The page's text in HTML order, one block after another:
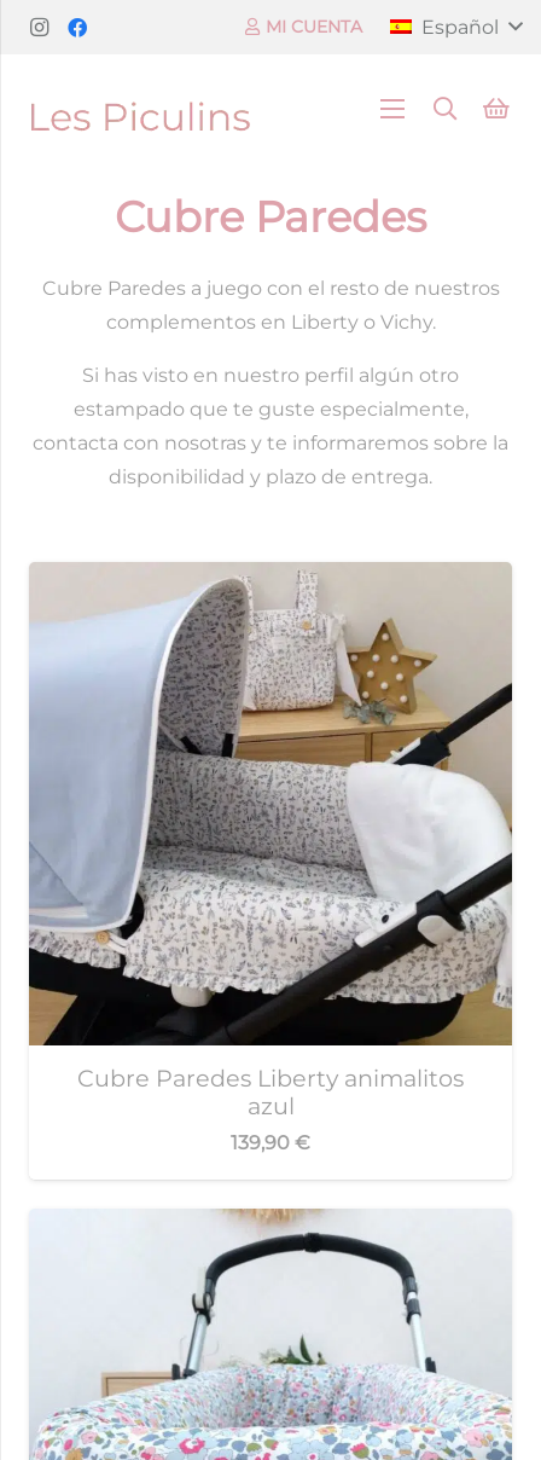
MI CUENTA Español
Cubre Paredes
Cubre Paredes a juego con el resto de nuestros
complementos en Liberty o Vichy.
Si has visto en nuestro perfil algún otro
estampado que te guste especialmente,
contacta con nosotras y te informaremos sobre la
disponibilidad y plazo de entrega.
Cubre Paredes Liberty animalitos
azul
139,90 €